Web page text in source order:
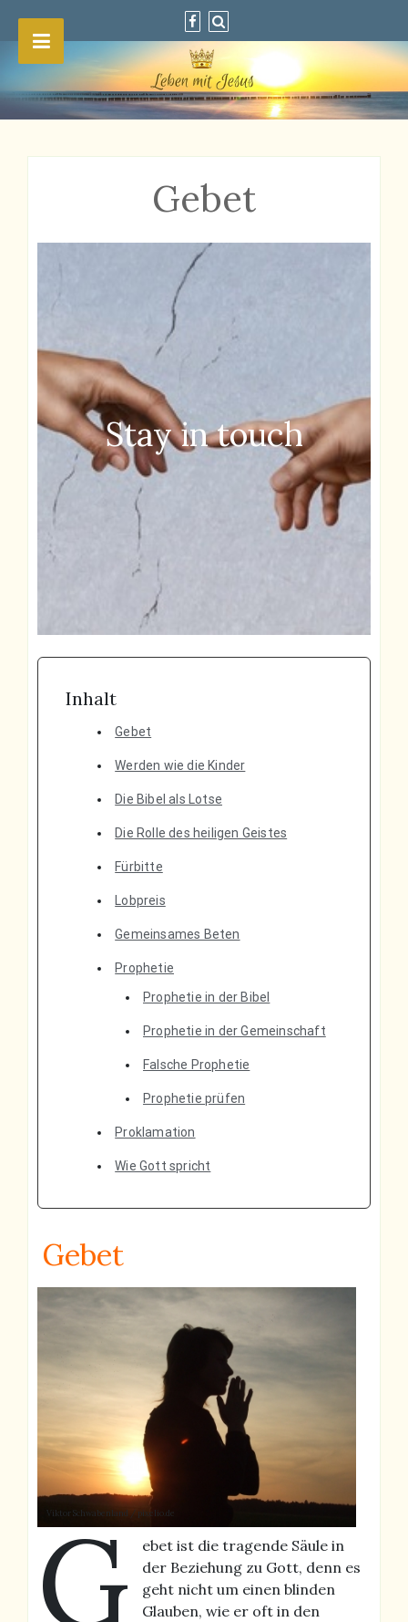
Gebet
Stay in touch
Inhalt
Gebet
Werden wie die Kinder
Die Bibel als Lotse
Die Rolle des heiligen Geistes
Fürbitte
Lobpreis
Gemeinsames Beten
Prophetie
Prophetie in der Bibel
Prophetie in der Gemeinschaft
Falsche Prophetie
Prophetie prüfen
Proklamation
Wie Gott spricht
Gebet
Viktor Schwabenland / pixelio.de
G
ebet ist die tragende Säule in
der Beziehung zu Gott, denn es
geht nicht um einen blinden
Glauben, wie er oft in den